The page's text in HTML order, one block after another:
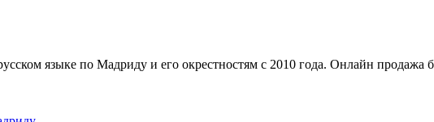
языке по Мадриду и его окрестностям с 2010 года. Онлайн продажа